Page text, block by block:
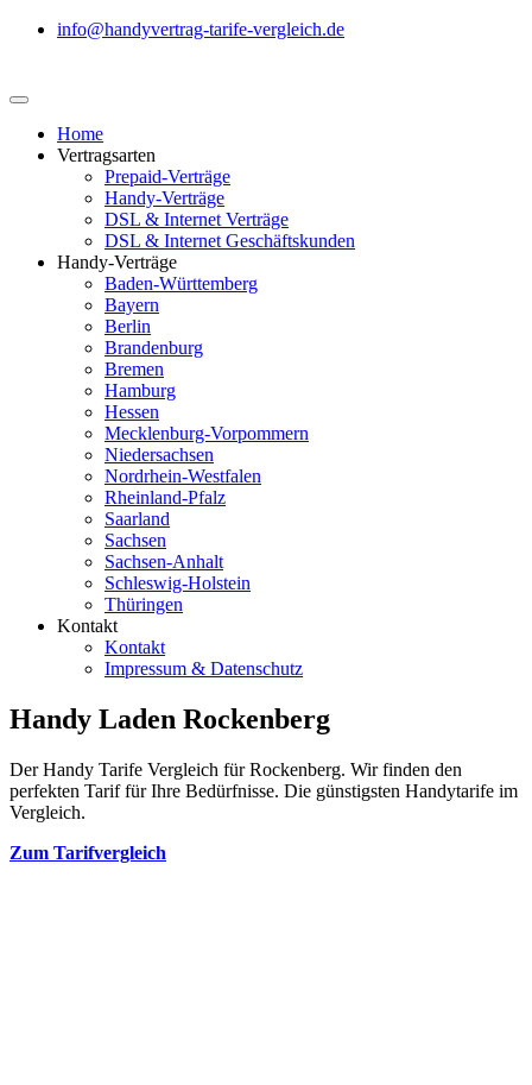
info@handyvertrag-tarife-vergleich.de
Home
Vertragsarten
Prepaid-Verträge
Handy-Verträge
DSL & Internet Verträge
DSL & Internet Geschäftskunden
Handy-Verträge
Baden-Württemberg
Bayern
Berlin
Brandenburg
Bremen
Hamburg
Hessen
Mecklenburg-Vorpommern
Niedersachsen
Nordrhein-Westfalen
Rheinland-Pfalz
Saarland
Sachsen
Sachsen-Anhalt
Schleswig-Holstein
Thüringen
Kontakt
Kontakt
Impressum & Datenschutz
Handy Laden Rockenberg
Der Handy Tarife Vergleich für Rockenberg. Wir finden den
perfekten Tarif für Ihre Bedürfnisse. Die günstigsten Handytarife im
Vergleich.
Zum Tarifvergleich